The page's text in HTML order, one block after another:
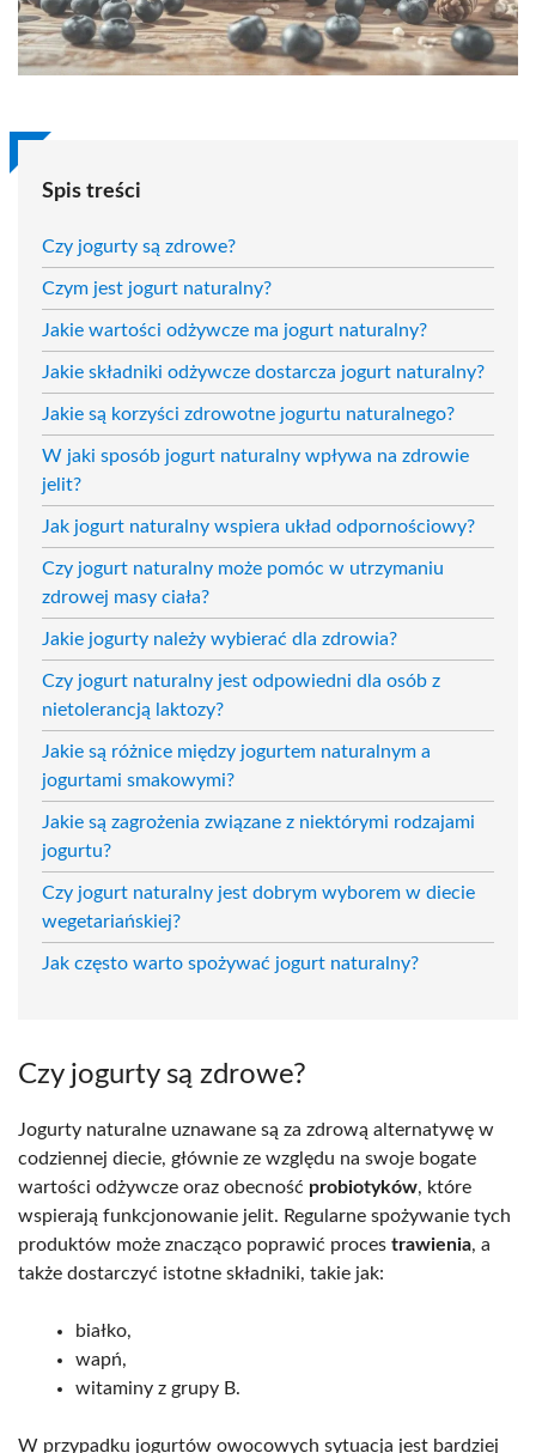
Spis treści
Czy jogurty są zdrowe?
Czym jest jogurt naturalny?
Jakie wartości odżywcze ma jogurt naturalny?
Jakie składniki odżywcze dostarcza jogurt naturalny?
Jakie są korzyści zdrowotne jogurtu naturalnego?
W jaki sposób jogurt naturalny wpływa na zdrowie
jelit?
Jak jogurt naturalny wspiera układ odpornościowy?
Czy jogurt naturalny może pomóc w utrzymaniu
zdrowej masy ciała?
Jakie jogurty należy wybierać dla zdrowia?
Czy jogurt naturalny jest odpowiedni dla osób z
nietolerancją laktozy?
Jakie są różnice między jogurtem naturalnym a
jogurtami smakowymi?
Jakie są zagrożenia związane z niektórymi rodzajami
jogurtu?
Czy jogurt naturalny jest dobrym wyborem w diecie
wegetariańskiej?
Jak często warto spożywać jogurt naturalny?
Czy jogurty są zdrowe?
Jogurty naturalne uznawane są za zdrową alternatywę w
codziennej diecie, głównie ze względu na swoje bogate
wartości odżywcze oraz obecność probiotyków, które
wspierają funkcjonowanie jelit. Regularne spożywanie tych
produktów może znacząco poprawić proces trawienia, a
także dostarczyć istotne składniki, takie jak:
białko,
wapń,
witaminy z grupy B.
W przypadku jogurtów owocowych sytuacja jest bardziej